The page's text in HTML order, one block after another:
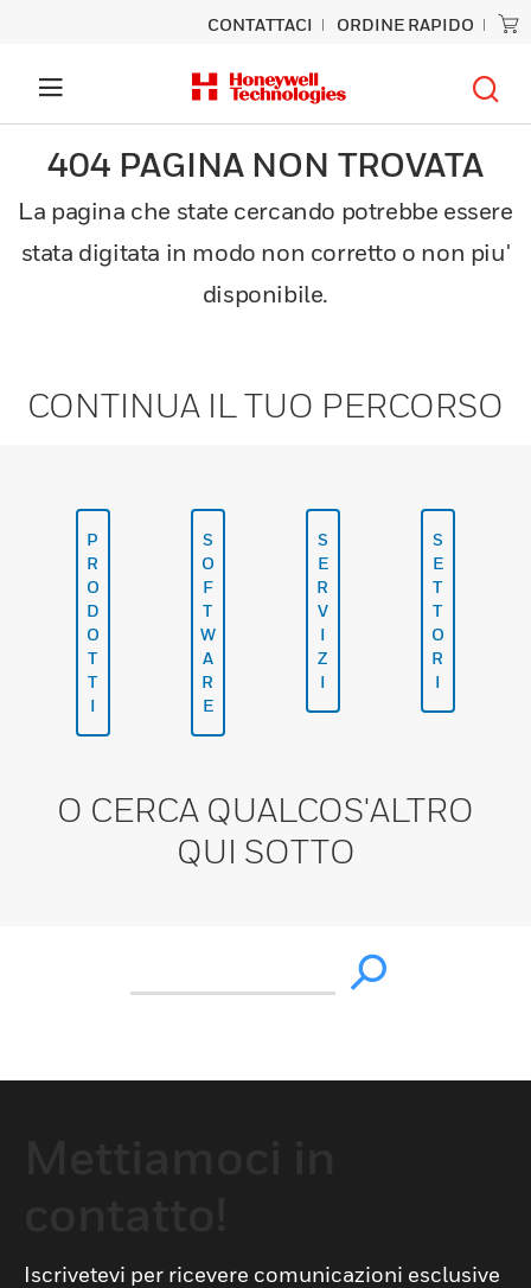
CONTATTACI ORDINE RAPIDO
404 PAGINA NON TROVATA
La pagina che state cercando potrebbe essere
stata digitata in modo non corretto o non piu'
disponibile.
CONTINUA IL TUO PERCORSO
P
R
O
D
O
T
T
I
S
O
F
T
W
A
R
E
S
E
R
V
I
Z
I
S
E
T
T
O
R
I
O CERCA QUALCOS'ALTRO
QUI SOTTO
Iscrivetevi per ricevere comunicazioni esclusive